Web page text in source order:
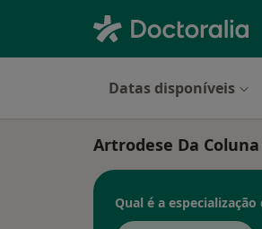
Datas disponíveis
Artrodese Da
Qual é a